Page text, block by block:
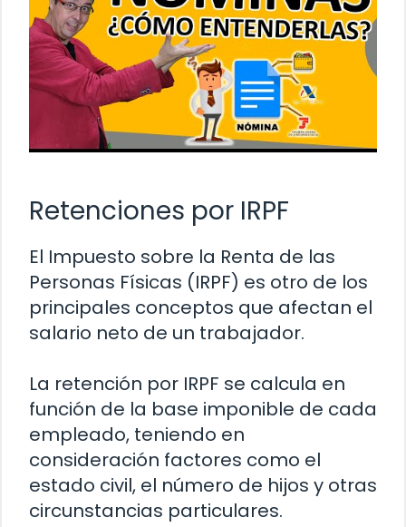
Retenciones por IRPF
El Impuesto sobre la Renta de las
Personas Físicas (IRPF) es otro de los
principales conceptos que afectan el
salario neto de un trabajador.
La retención por IRPF se calcula en
función de la base imponible de cada
empleado, teniendo en
consideración factores como el
estado civil, el número de hijos y otras
circunstancias particulares.